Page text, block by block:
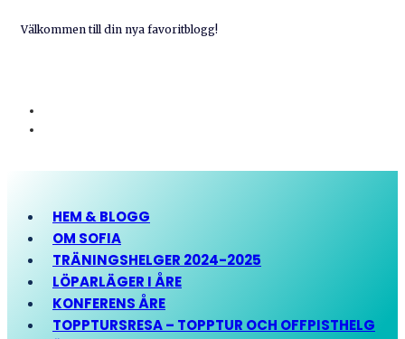
Välkommen till din nya favoritblogg!
HEM & BLOGG
OM SOFIA
TRÄNINGSHELGER 2024-2025
LÖPARLÄGER I ÅRE
KONFERENS ÅRE
TOPPTURSRESA – TOPPTUR OCH OFFPISTHELG